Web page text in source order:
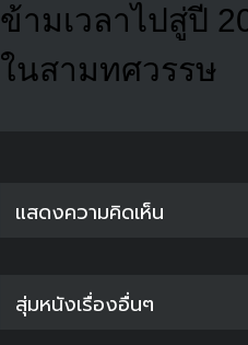
ข้ามเวลาไปสู่ปี
ในสามทศวรรษ
แสดงความคิดเห็น
สุ่มหนังเรื่องอื่นๆ